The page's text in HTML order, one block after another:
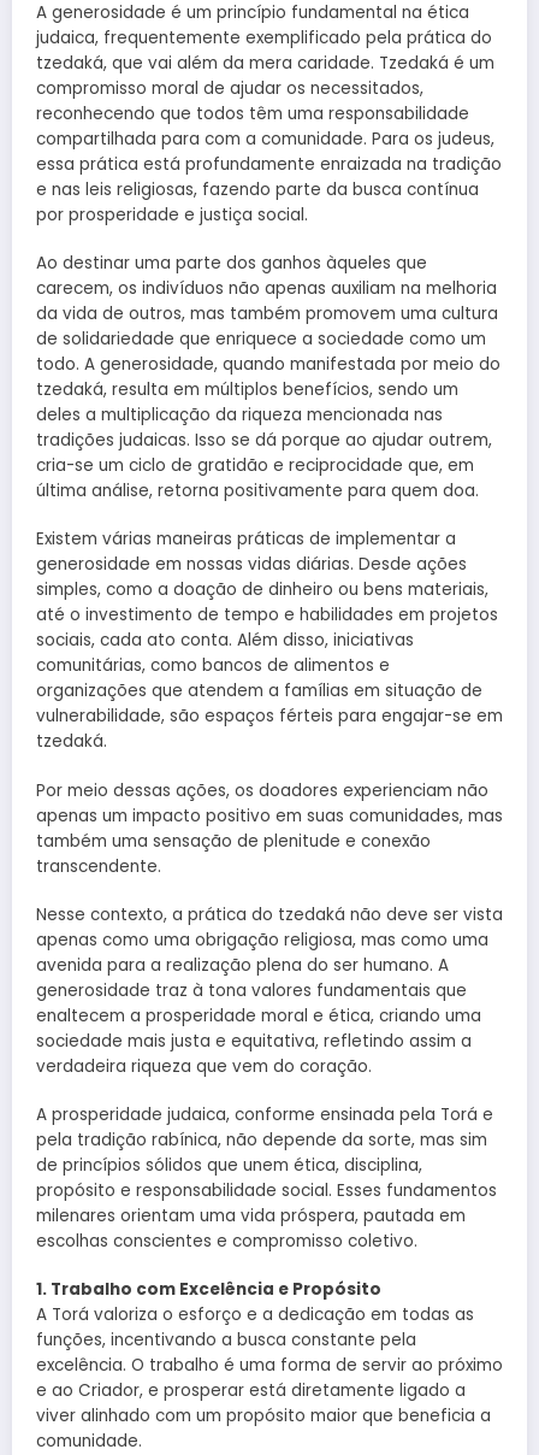
A generosidade é um princípio fundamental na ética
judaica, frequentemente exemplificado pela prática do
tzedaká, que vai além da mera caridade. Tzedaká é um
compromisso moral de ajudar os necessitados,
reconhecendo que todos têm uma responsabilidade
compartilhada para com a comunidade. Para os judeus,
essa prática está profundamente enraizada na tradição
e nas leis religiosas, fazendo parte da busca contínua
por prosperidade e justiça social.
Ao destinar uma parte dos ganhos àqueles que
carecem, os indivíduos não apenas auxiliam na melhoria
da vida de outros, mas também promovem uma cultura
de solidariedade que enriquece a sociedade como um
todo. A generosidade, quando manifestada por meio do
tzedaká, resulta em múltiplos benefícios, sendo um
deles a multiplicação da riqueza mencionada nas
tradições judaicas. Isso se dá porque ao ajudar outrem,
cria-se um ciclo de gratidão e reciprocidade que, em
última análise, retorna positivamente para quem doa.
Existem várias maneiras práticas de implementar a
generosidade em nossas vidas diárias. Desde ações
simples, como a doação de dinheiro ou bens materiais,
até o investimento de tempo e habilidades em projetos
sociais, cada ato conta. Além disso, iniciativas
comunitárias, como bancos de alimentos e
organizações que atendem a famílias em situação de
vulnerabilidade, são espaços férteis para engajar-se em
tzedaká.
Por meio dessas ações, os doadores experienciam não
apenas um impacto positivo em suas comunidades, mas
também uma sensação de plenitude e conexão
transcendente.
Nesse contexto, a prática do tzedaká não deve ser vista
apenas como uma obrigação religiosa, mas como uma
avenida para a realização plena do ser humano. A
generosidade traz à tona valores fundamentais que
enaltecem a prosperidade moral e ética, criando uma
sociedade mais justa e equitativa, refletindo assim a
verdadeira riqueza que vem do coração.
A prosperidade judaica, conforme ensinada pela Torá e
pela tradição rabínica, não depende da sorte, mas sim
de princípios sólidos que unem ética, disciplina,
propósito e responsabilidade social. Esses fundamentos
milenares orientam uma vida próspera, pautada em
escolhas conscientes e compromisso coletivo.
1. Trabalho com Excelência e Propósito
A Torá valoriza o esforço e a dedicação em todas as
funções, incentivando a busca constante pela
excelência. O trabalho é uma forma de servir ao próximo
e ao Criador, e prosperar está diretamente ligado a
viver alinhado com um propósito maior que beneficia a
comunidade.